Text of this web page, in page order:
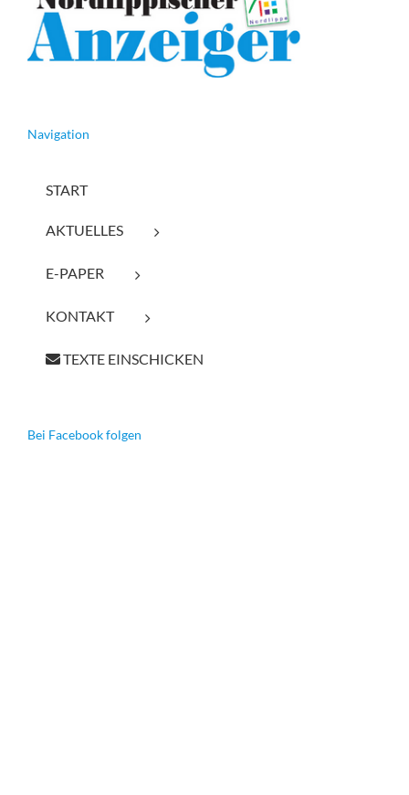
Navigation
START
AKTUELLES
E-PAPER
KONTAKT
TEXTE EINSCHICKEN
Bei Facebook folgen